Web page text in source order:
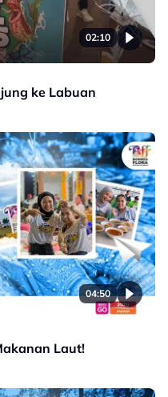
02:10
ke Labuan
04:50
Laut!